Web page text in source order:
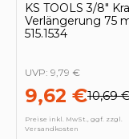
KS TOOLS 3/8"
Verlängerung 75
515.1534
9,62 €10,69
UVP: 9,79 €
Preise inkl. MwSt., ggf. zzgl.
Versandkosten